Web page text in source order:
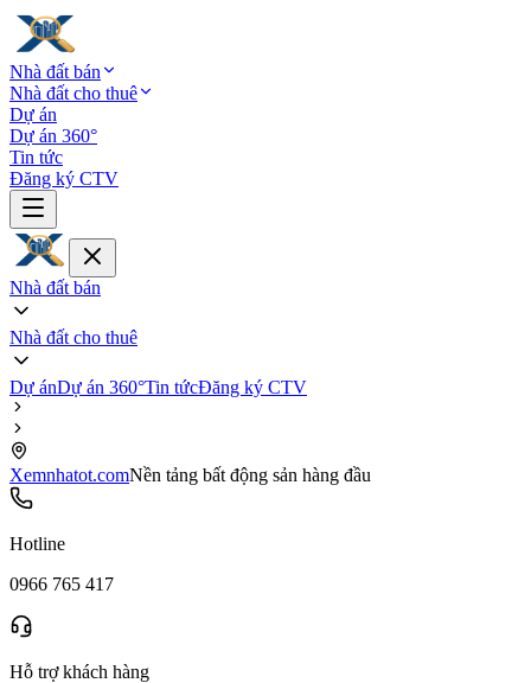
Nhà đất bán
Nhà đất cho thuê
Dự án
Dự án 360°
Tin tức
Đăng ký CTV
Nhà đất bán
Nhà đất cho thuê
Dự ánDự án 360°Tin tứcĐăng ký CTV
Xemnhatot.comNền tảng bất động sản hàng đầu
Hotline
0966 765 417
Hỗ trợ khách hàng